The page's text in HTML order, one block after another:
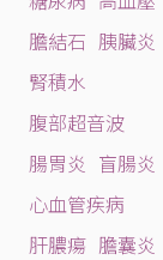
膽結石 胰臟炎
腎積水
腹部超音波
腸胃炎 盲腸炎
心血管疾病
肝膿瘍 膽囊炎